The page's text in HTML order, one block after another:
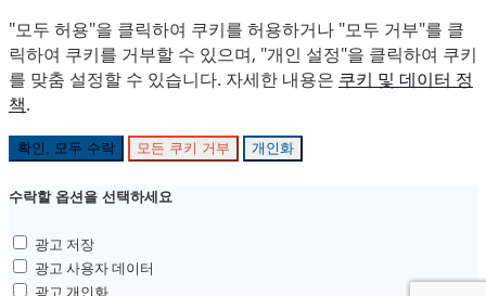
"모두 허용"을 클릭하여 쿠키를 허용하거나 "모두 거부"를 클
릭하여 쿠키를 거부할 수 있으며, "개인 설정"을 클릭하여 쿠키
를 맞춤 설정할 수 있습니다. 자세한 내용은 쿠키 및 데이터 정
책.
확인, 모두 수락 모든 쿠키 거부 개인화
수락할 옵션을 선택하세요
광고 저장
광고 사용자 데이터
광고 개인화